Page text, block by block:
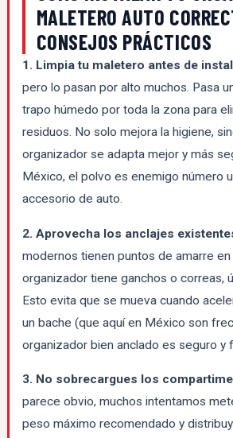
MALETERO AUTO
CONSEJOS PRÁCTICOS
1. Limpia tu maletero antes de
pero lo pasan por alto muchos. Pasa
trapo húmedo por toda la zona para
residuos. No solo mejora la higiene,
organizador se adapta mejor y más
México, el polvo es enemigo número
accesorio de auto.
2. Aprovecha los anclajes
modernos tienen puntos de amarre en
organizador tiene ganchos o correas,
Esto evita que se mueva cuando
un bache (que aquí en México son
organizador bien anclado es seguro y
3. No sobrecargues los
parece obvio, muchos intentamos
peso máximo recomendado y